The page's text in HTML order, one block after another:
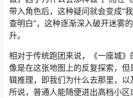
带入角色后，这种疑问就会变成“
查明白”，这种逐渐深入破开迷雾
升。
相对于传统跑团来说，《一座城
像是在这张地图上的反复探索，
辑推理，即我们为什么去那里，
所说，普通人能随便进出高档小